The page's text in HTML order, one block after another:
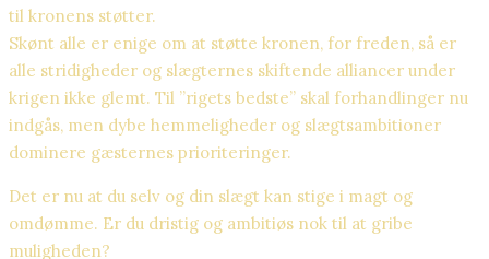
til kronens støtter.
Skønt alle er enige om at støtte kronen, for freden, så er
alle stridigheder og slægternes skiftende alliancer under
krigen ikke glemt. Til ”rigets bedste” skal forhandlinger nu
indgås, men dybe hemmeligheder og slægtsambitioner
dominere gæsternes prioriteringer.
Det er nu at du selv og din slægt kan stige i magt og
omdømme. Er du dristig og ambitiøs nok til at gribe
muligheden?